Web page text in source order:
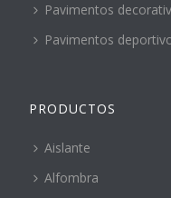
Pavimentos
Pavimentos
PRODUCTOS
Aislante
Alfombra